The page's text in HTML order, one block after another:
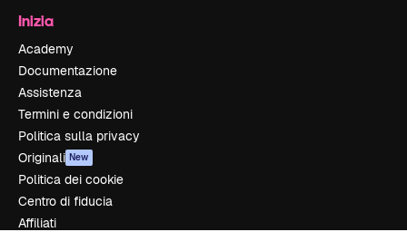
Inizia
Academy
Documentazione
Assistenza
Termini e condizioni
Politica sulla privacy
Originali New
Politica dei cookie
Centro di fiducia
Affiliati